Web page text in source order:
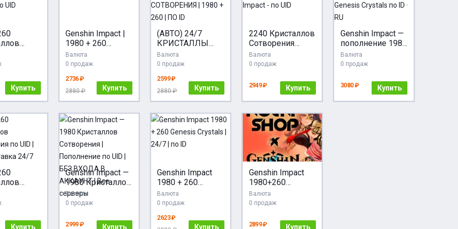
Impact |
Купить
Genshin Impact |
1980 + 260
Кристаллы | По
ID
Валюта
0 продаж
2736 ₽
2880 ₽
Купить
(АВТО) 24/7
КРИСТАЛЛЫ
СОТВОРЕНИЯ |
1980 + 260 | ПО
Валюта
0 продаж
2599 ₽
2880 ₽
Купить
2240 Кристаллов
Сотворения
Genshin Impact -
по UID
Валюта
0 продаж
2949 ₽ Купить
Genshin Impact —
пополнение 1980
+ 260 Genesis
Crystals по ID · RU
Валюта
0 продаж
3080 ₽ Купить
по
Купить
Genshin Impact —
1980 Кристаллов
Сотворения |
Пополнение по
В АККАУНТ | Все
Валюта
0 продаж
2999 ₽ Купить
Genshin Impact
1980 + 260
Genesis Crystals |
24/7 | по ID
Валюта
0 продаж
2623 ₽
Купить
Genshin Impact
1980+260
Кристаллов
Валюта
0 продаж
2899 ₽ Купить